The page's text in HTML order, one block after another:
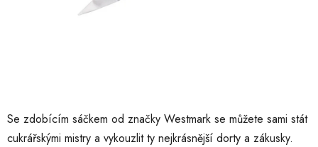
Se zdobícím sáčkem od značky Westmark se můžete sami stát
cukrářskými mistry a vykouzlit ty nejkrásnější dorty a zákusky.